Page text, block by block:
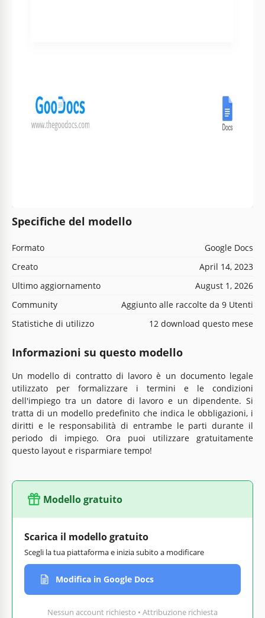
Specifiche del modello
Formato
Google Docs
Creato
April 14, 2023
Ultimo aggiornamento
August 1, 2026
Community
Aggiunto alle raccolte da 9 Utenti
Statistiche di utilizzo
12 download questo mese
Informazioni su questo modello
Un modello di contratto di lavoro è un documento legale
utilizzato per formalizzare i termini e le condizioni
dell'impiego tra un datore di lavoro e un dipendente. Si
tratta di un modello predefinito che indica le obbligazioni, i
diritti e le responsabilità di entrambe le parti durante il
periodo di impiego. Ora puoi utilizzare gratuitamente
questo layout e risparmiare tempo!
Modello gratuito
Scarica il modello gratuito
Scegli la tua piattaforma e inizia subito a modificare
Modifica in Google Docs
Nessun account richiesto • Attribuzione richiesta